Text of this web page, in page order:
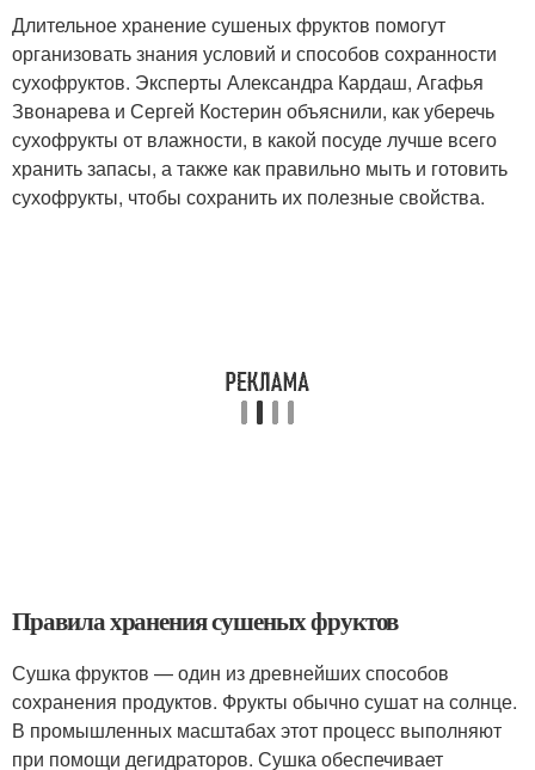
Длительное хранение сушеных фруктов помогут
организовать знания условий и способов сохранности
сухофруктов. Эксперты Александра Кардаш, Агафья
Звонарева и Сергей Костерин объяснили, как уберечь
сухофрукты от влажности, в какой посуде лучше всего
хранить запасы, а также как правильно мыть и готовить
сухофрукты, чтобы сохранить их полезные свойства.
Правила хранения сушеных фруктов
Сушка фруктов — один из древнейших способов
сохранения продуктов. Фрукты обычно сушат на солнце.
В промышленных масштабах этот процесс выполняют
при помощи дегидраторов. Сушка обеспечивает